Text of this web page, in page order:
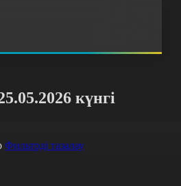
күнгі
Фильтрді тазалау